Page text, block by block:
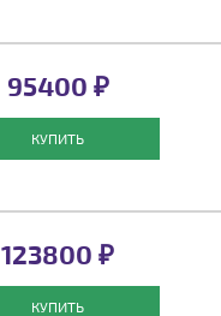
95400 ₽
КУПИТЬ
123800 ₽
КУПИТЬ